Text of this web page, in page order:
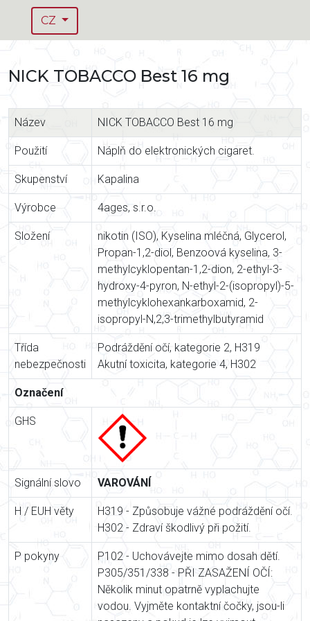
CZ
NICK TOBACCO Best 16 mg
Název NICK TOBACCO Best 16 mg
Použití Náplň do elektronických cigaret.
Skupenství Kapalina
Výrobce 4ages, s.r.o.
Složení
nikotin (ISO), Kyselina mléčná, Glycerol,
Propan-1,2-diol, Benzoová kyselina, 3-
methylcyklopentan-1,2-dion, 2-ethyl-3-
hydroxy-4-pyron, N-ethyl-2-(isopropyl)-5-
methylcyklohexankarboxamid, 2-
isopropyl-N,2,3-trimethylbutyramid
Třída
nebezpečnosti
Podráždění očí, kategorie 2, H319
Akutní toxicita, kategorie 4, H302
Označení
GHS
Signální slovo VAROVÁNÍ
H / EUH věty
H319 - Způsobuje vážné podráždění očí.
H302 - Zdraví škodlivý při požití.
P pokyny
P102 - Uchovávejte mimo dosah dětí.
P305/351/338 - PŘI ZASAŽENÍ OČÍ:
Několik minut opatrně vyplachujte
vodou. Vyjměte kontaktní čočky, jsou-li